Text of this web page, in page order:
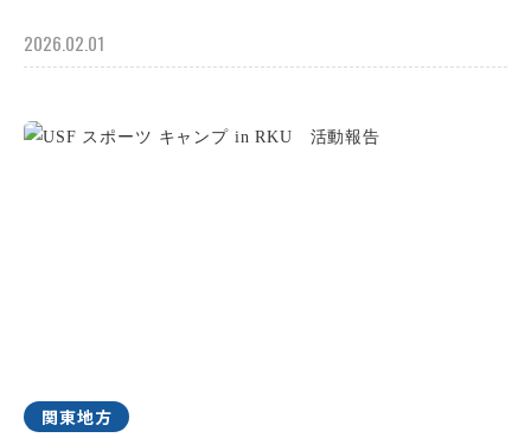
2026.02.01
関東地方